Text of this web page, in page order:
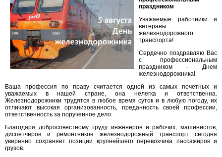
праздником
Уважаемые работники и
ветераны
железнодорожного
транспорта!
Сердечно поздравляю Вас
с профессиональным
праздником - Днем
железнодорожника!
Ваша профессия по праву считается одной из самых почетных и
уважаемых в нашей стране, она нелегка и ответственна.
Железнодорожники трудятся в любое время суток и в любую погоду, их
отличают высокая организованность, преданность своей профессии,
ответственность за порученное дело.
Благодаря добросовестному труду инженеров и рабочих, машинистов,
диспетчеров и ремонтников железнодорожный транспорт сегодня
уверенно сохраняет позиции крупнейшего перевозчика пассажиров и
грузов.